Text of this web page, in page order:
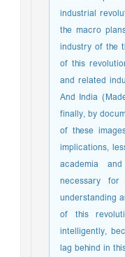
industrial
the macro
industry of
of this
and related
And India
finally, by
of these
implications,
academia
necessary
understanding
of this
intelligently,
lag behind in